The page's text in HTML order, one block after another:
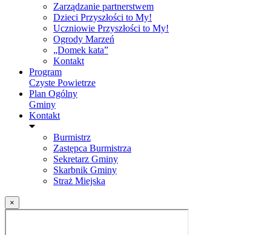
Zarządzanie partnerstwem
Dzieci Przyszłości to My!
Uczniowie Przyszłości to My!
Ogrody Marzeń
„Domek kata”
Kontakt
Program
Czyste Powietrze
Plan Ogólny
Gminy
Kontakt
Burmistrz
Zastępca Burmistrza
Sekretarz Gminy
Skarbnik Gminy
Straż Miejska
×